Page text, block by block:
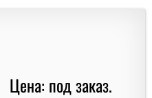
Цена: под заказ.